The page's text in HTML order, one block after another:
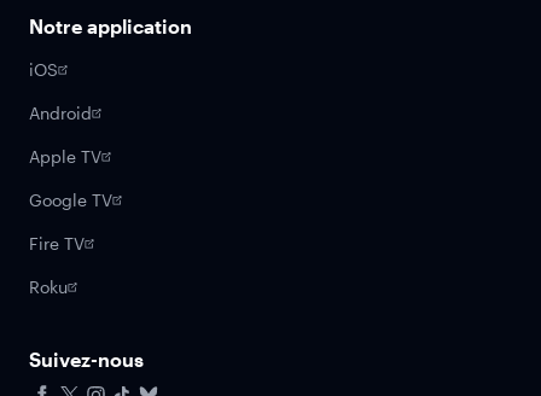
Notre application
iOS
Android
Apple TV
Google TV
Fire TV
Roku
Suivez-nous